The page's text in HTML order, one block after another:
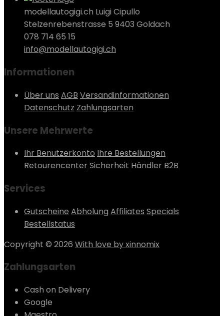
modellautogigi.ch Luigi Cipullo
Stelzenrebenstrasse 5 9403 Goldach
078 714 65 15
info@modellautogigi.ch
Informationen
Über uns AGB Versandinformationen
Datenschutz Zahlungsarten
Unsere Mehrwerte
Ihr Benutzerkonto Ihre Bestellungen
RetourencenterSicherheit Händler B2B
Services
Gutscheine Abholung Affiliates Specials
Bestellstatus
Copyright © 2026 With love by xinnomix
Zahlungsarten
Cash on Delivery
Google